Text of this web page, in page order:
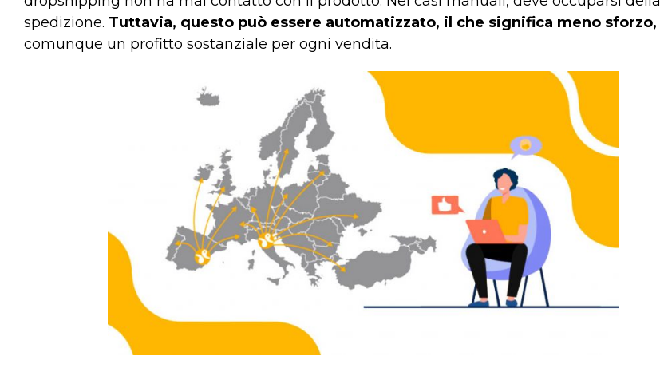
spedizione. Tuttavia, questo può essere automatizzato, il che significa meno sforzo,
comunque un profitto sostanziale per ogni vendita.